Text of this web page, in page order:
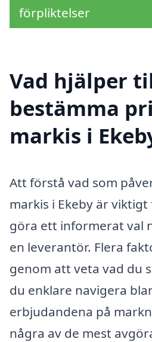
förpliktelser
Vad hjälper
bestämma
markis i
Att förstå vad som
markis i Ekeby är
göra ett informerat val
en leverantör. Flera
genom att veta vad du
du enklare navigera
erbjudandena på
några av de mest